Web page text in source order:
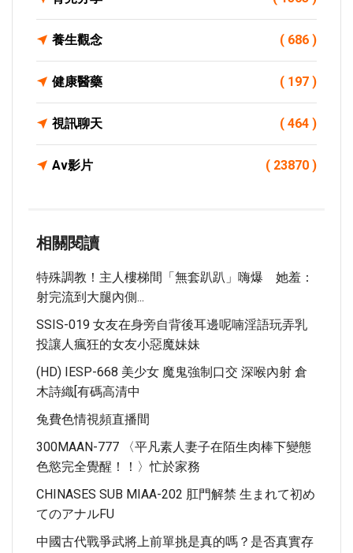
養生觀念 ( 686 )
健康醫藥 ( 197 )
視訊聊天 ( 464 )
Av影片 ( 23870 )
相關閱讀
特殊調教！主人樓梯間「無套趴趴」嗨爆 她羞：
射完流到大腿內側...
SSIS-019 女友在身旁自背後耳邊呢喃淫語玩弄乳
投讓人瘋狂的女友小惡魔妹妹
(HD) IESP-668 美少女 魔鬼強制口交 深喉內射 倉
木詩織[有碼高清中
兔費色情視頻直播間
300MAAN-777 〈平凡素人妻子在陌生肉棒下變態
色慾完全覺醒！！〉忙於家務
CHINASES SUB MIAA-202 肛門解禁 生まれて初め
てのアナルFU
中國古代戰爭武將上前單挑是真的嗎？是否真實存